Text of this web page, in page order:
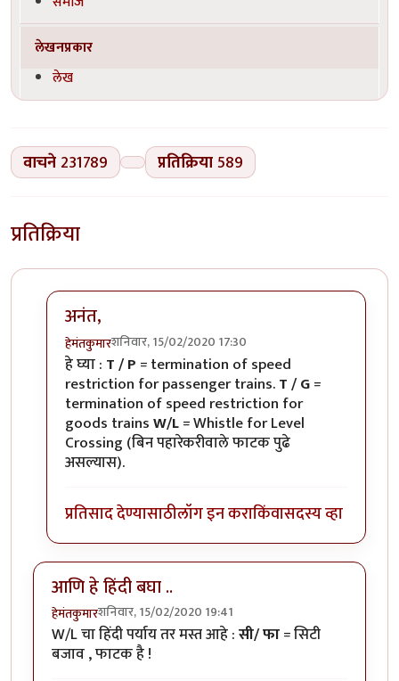
लेखनप्रकार
लेख
वाचने 231789 प्रतिक्रिया589
प्रतिक्रिया
अनंत,
हेमंतकुमारशनिवार, 15/02/2020 17:30
In reply toरेल्वे रुळांच्याbyअनन्त्_यात्री
हे घ्या : T / P = termination of speed
restriction for passenger trains.T / G=
termination of speed restriction for
goods trainsW/L= Whistle for Level
Crossing (बिन पहारेकरीवाले फाटक पुढे
असल्यास).
प्रतिसाद देण्यासाठीलॉग इन कराकिंवासदस्य व्हा
आणि हे हिंदी बघा ..
हेमंतकुमारशनिवार, 15/02/2020 19:41
W/L चा हिंदी पर्याय तर मस्त आहे :सी/ फा= सिटी
बजाव , फाटक है !